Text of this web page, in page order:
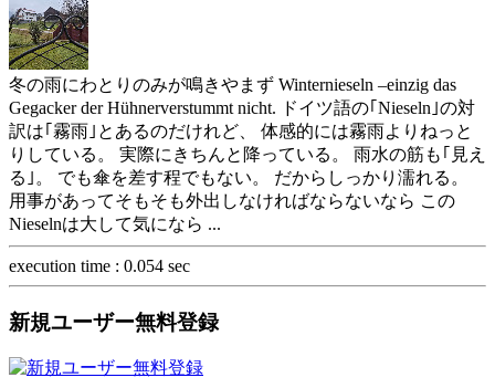
冬の雨にわとりのみが鳴きやまず Winternieseln –einzig das
Gegacker der Hühnerverstummt nicht. ドイツ語の｢Nieseln｣の対
訳は｢霧雨｣とあるのだけれど、 体感的には霧雨よりねっと
りしている。 実際にきちんと降っている。 雨水の筋も｢見え
る｣。 でも傘を差す程でもない。 だからしっかり濡れる。
用事があってそもそも外出しなければならないなら この
Nieselnは大して気になら ...
execution time : 0.054 sec
新規ユーザー無料登録